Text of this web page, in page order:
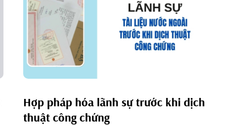
Hợp pháp hóa lãnh sự trước khi dịch
thuật công chứng